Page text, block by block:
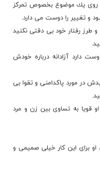
روی یك موضوع بخصوص تمركز
و تغییر را دوست می دارد.
طرز رفتار خود بی دقتی نكنید
دارد آزادانه درباره خودش
در مورد پاكدامنی و تقوا بی
قویا به تساوی بین زن و مرد
او برای این كار خیلی صمیمی و